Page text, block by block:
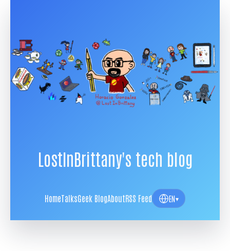
LostInBrittany's tech blog
HomeTalksGeek BlogAboutRSS Feed EN▾